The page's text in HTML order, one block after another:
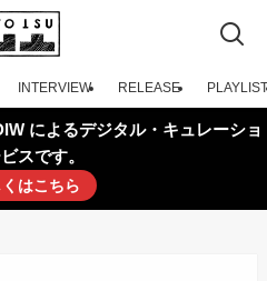
INTERVIEW RELEASE PLAYLIST
によるデジタル・キュレーショ
スです。
はこちら